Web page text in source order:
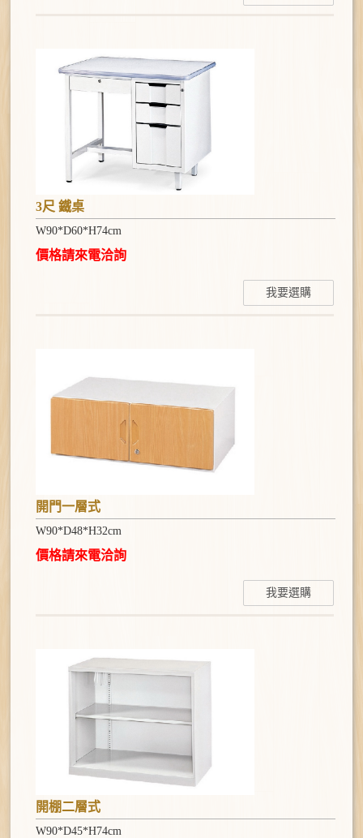
3尺 鐵桌
W90*D60*H74cm
價格請來電洽詢
我要選購
開門一層式
W90*D48*H32cm
價格請來電洽詢
我要選購
開棚二層式
W90*D45*H74cm